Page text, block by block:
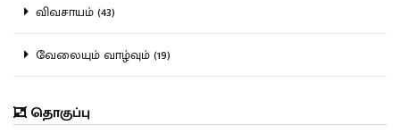
விவசாயம் (43)
வேலையும் வாழ்வும் (19)
தொகுப்பு